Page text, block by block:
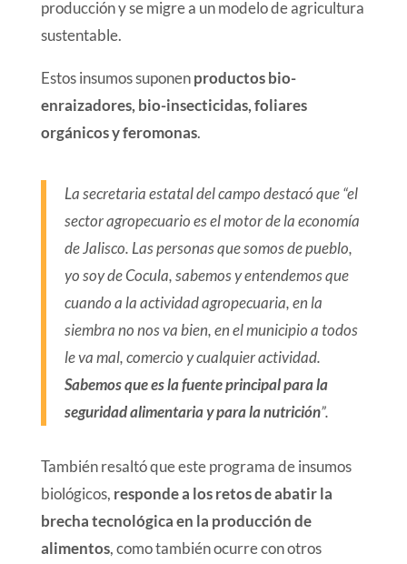
producción y se migre a un modelo de agricultura
sustentable.
Estos insumos suponenproductos bio-
enraizadores, bio-insecticidas, foliares
orgánicos y feromonas.
La secretaria estatal del campo destacó que “el
sector agropecuario es el motor de la economía
de Jalisco. Las personas que somos de pueblo,
yo soy de Cocula, sabemos y entendemos que
cuando a la actividad agropecuaria, en la
siembra no nos va bien, en el municipio a todos
le va mal, comercio y cualquier actividad.
Sabemos que es la fuente principal para la
seguridad alimentaria y para la nutrición”.
También resaltó que este programa de insumos
biológicos, responde a los retos de abatir la
brecha tecnológica en la producción de
alimentos, como también ocurre con otros